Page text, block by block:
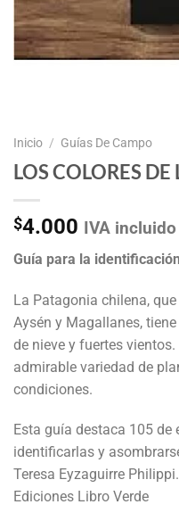
Inicio / Guías De Campo
LOS COLORES
$4.000 IVA incluido
Guía para la
La Patagonia chilena,
Aysén y Magallanes,
de nieve y fuertes
admirable variedad de
condiciones.
Esta guía destaca 105
identificarlas y
Teresa Eyzaguirre
Ediciones Libro Verde